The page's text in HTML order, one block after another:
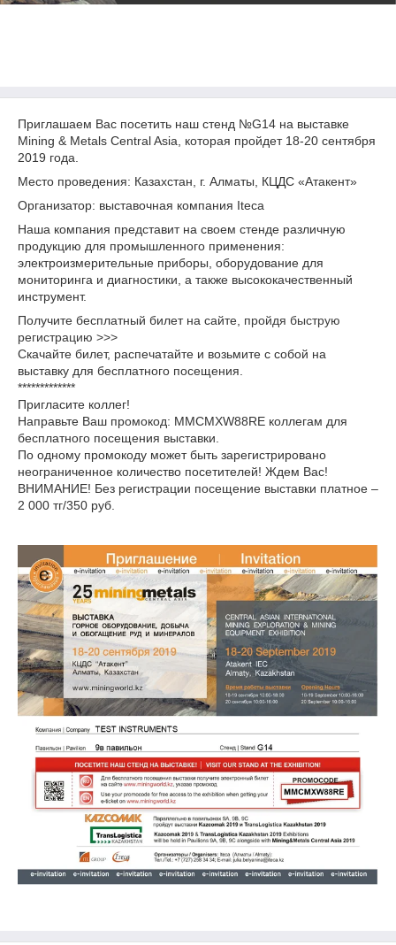
Приглашаем Вас посетить наш стенд №G14 на выставке
Mining & Metals Central Asia, которая пройдет 18-20 сентября
2019 года.
Место проведения: Казахстан, г. Алматы, КЦДС «Атакент»
Организатор: выставочная компания Iteca
Наша компания представит на своем стенде различную
продукцию для промышленного применения:
электроизмерительные приборы, оборудование для
мониторинга и диагностики, а также высококачественный
инструмент.
Получите бесплатный билет на сайте, пройдя быструю
регистрацию >>>
Скачайте билет, распечатайте и возьмите с собой на
выставку для бесплатного посещения.
*************
Пригласите коллег!
Направьте Ваш промокод: MMCMXW88RE коллегам для
бесплатного посещения выставки.
По одному промокоду может быть зарегистрировано
неограниченное количество посетителей! Ждем Вас!
ВНИМАНИЕ! Без регистрации посещение выставки платное –
2 000 тг/350 руб.